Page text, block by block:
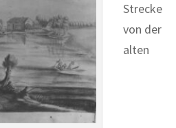
Strecke
von der
alten